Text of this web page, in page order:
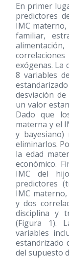
En primer
predictores
IMC materno,
familiar,
exógenas. La
8 variables
desviación
un valor
Dado que
materna y el
y bayesiano)
eliminarlos.
la edad
económico.
IMC del
predictores
IMC
y dos
disciplina y
(Figura 1).
variables
estandrizado
del supuesto